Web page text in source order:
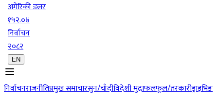
अमेरिकी डलर
१५२.०४
निर्वाचन
२०८२
EN
निर्वाचनराजनीतिप्रमुख समाचारसुन/चाँदीविदेशी मुद्राफलफूल/तरकारीड्राइभिङ